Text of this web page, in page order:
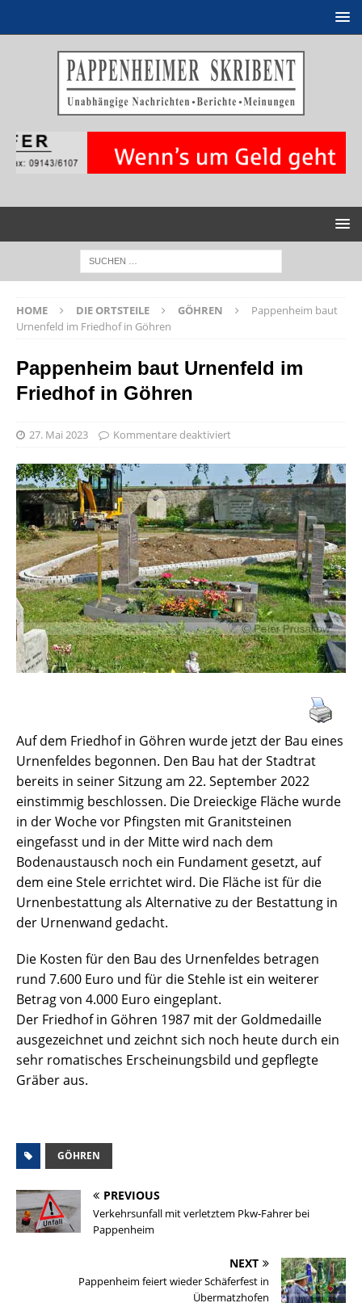
HOME DIE ORTSTEILE GÖHREN
Pappenheim baut
Urnenfeld im Friedhof in Göhren
Pappenheim baut Urnenfeld im
Friedhof in Göhren
27. Mai 2023 Kommentare deaktiviert
Auf dem Friedhof in Göhren wurde jetzt der Bau eines
Urnenfeldes begonnen. Den Bau hat der Stadtrat
bereits in seiner Sitzung am 22. September 2022
einstimmig beschlossen. Die Dreieckige Fläche wurde
in der Woche vor Pfingsten mit Granitsteinen
eingefasst und in der Mitte wird nach dem
Bodenaustausch noch ein Fundament gesetzt, auf
dem eine Stele errichtet wird. Die Fläche ist für die
Urnenbestattung als Alternative zu der Bestattung in
der Urnenwand gedacht.
Die Kosten für den Bau des Urnenfeldes betragen
rund 7.600 Euro und für die Stehle ist ein weiterer
Betrag von 4.000 Euro eingeplant.
Der Friedhof in Göhren 1987 mit der Goldmedaille
ausgezeichnet und zeichnt sich noch heute durch ein
sehr romatisches Erscheinungsbild und gepflegte
Gräber aus.
GÖHREN
PREVIOUS
Verkehrsunfall mit verletztem Pkw-Fahrer bei
Pappenheim
NEXT
Pappenheim feiert wieder Schäferfest in
Übermatzhofen